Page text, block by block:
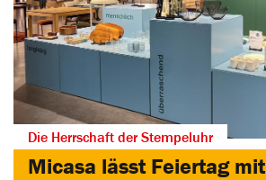
Die Herrschaft der Stempeluhr
Micasa lässt Feiertag mit